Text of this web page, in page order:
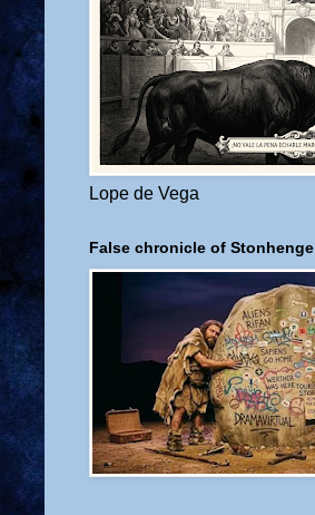
Lope de Vega
False chronicle of Stonhenge